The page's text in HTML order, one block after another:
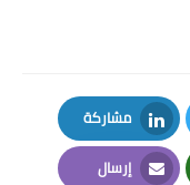
مشاركة
LinkedIn
إرسال